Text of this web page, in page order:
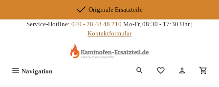
Originale Ersatzteile
Service-Hotline: 040 - 28 48 48 210 Mo-Fr, 08:30 - 17:30 Uhr |
Kontaktformular
Navigation Du hast 0